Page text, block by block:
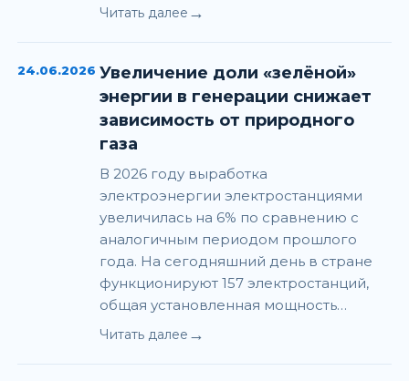
Читать далее →
24.06.2026 Увеличение доли «зелёной»
энергии в генерации снижает
зависимость от природного
газа
В 2026 году выработка
электроэнергии электростанциями
увеличилась на 6% по сравнению с
аналогичным периодом прошлого
года. На сегодняшний день в стране
функционируют 157 электростанций,
общая установленная мощность…
Читать далее →